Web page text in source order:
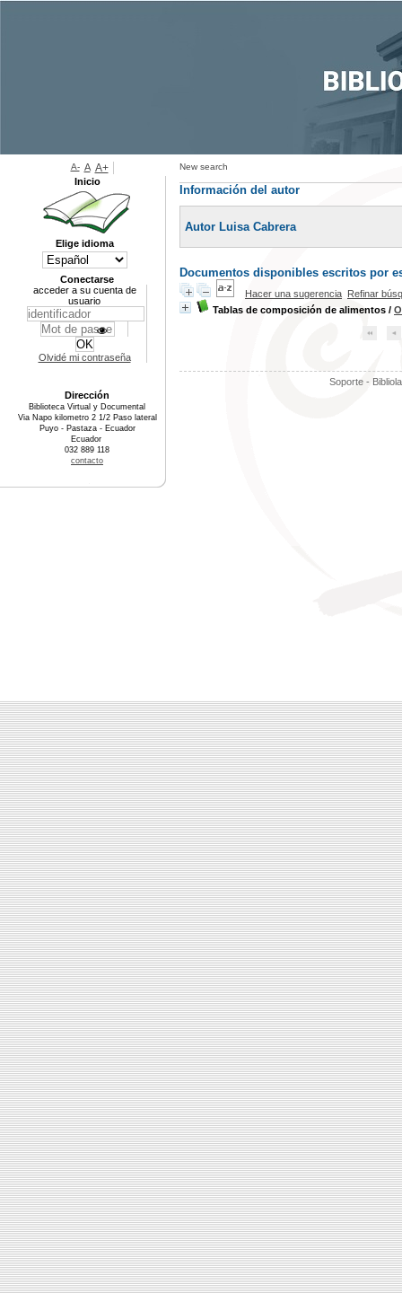
New search
Información del autor
Autor Luisa Cabrera
Documentos disponibles escritos por
Hacer una sugerencia Refinar
Tablas de composición de alimentos /
Soporte -
A- A A+
Inicio
Elige idioma
Conectarse
acceder a su cuenta de
usuario
Olvidé mi contraseña
Dirección
Biblioteca Virtual y Documental
Via Napo kilometro 2 1/2 Paso lateral
Puyo - Pastaza - Ecuador
Ecuador
032 889 118
contacto